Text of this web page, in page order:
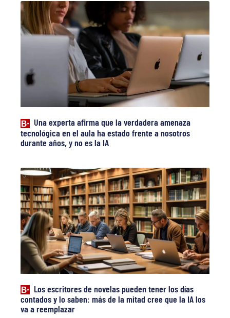
Una experta afirma que la verdadera amenaza
tecnológica en el aula ha estado frente a nosotros
durante años, y no es la IA
Los escritores de novelas pueden tener los días
contados y lo saben: más de la mitad cree que la IA los
va a reemplazar